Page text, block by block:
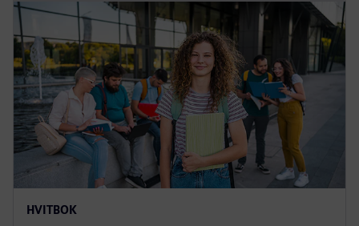
HVITBOK